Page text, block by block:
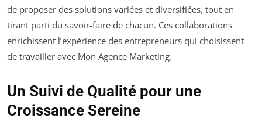
de proposer des solutions variées et diversifiées, tout en
tirant parti du savoir-faire de chacun. Ces collaborations
enrichissent l’expérience des entrepreneurs qui choisissent
de travailler avec Mon Agence Marketing.
Un Suivi de Qualité pour une
Croissance Sereine